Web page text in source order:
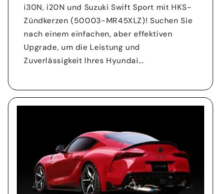
i30N, i20N und Suzuki Swift Sport mit HKS-
Zündkerzen (50003-MR45XLZ)! Suchen Sie
nach einem einfachen, aber effektiven
Upgrade, um die Leistung und
Zuverlässigkeit Ihres Hyundai...